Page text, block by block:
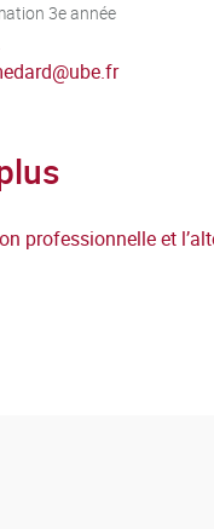
3e année
@ube.fr
professionnelle et